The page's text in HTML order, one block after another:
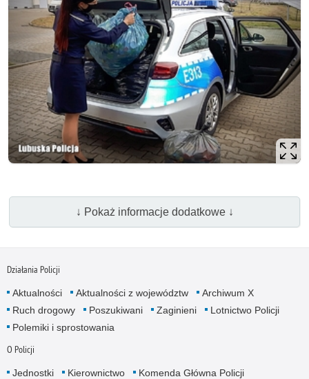
↓ Pokaż informacje dodatkowe ↓
Działania Policji
Aktualności Aktualności z województw
Archiwum X
Ruch drogowy
Poszukiwani Zaginieni
Lotnictwo Policji
Polemiki i sprostowania
O Policji
Jednostki Kierownictwo
Komenda Główna Policji